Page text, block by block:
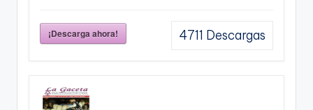
¡Descarga ahora! 4711 Descargas